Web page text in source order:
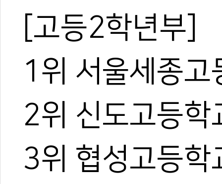
[고등2학년부]
1위 서울세종고
2위 신도고등학
3위 협성고등학